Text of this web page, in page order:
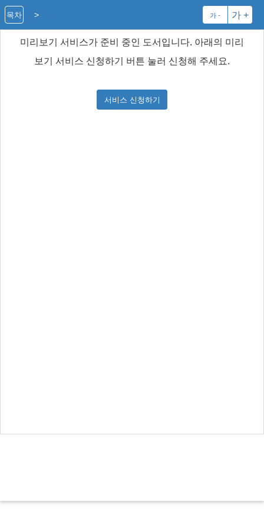
> 가 - 가 +
목차
미리보기 서비스가 준비 중인 도서입니다. 아래의 미리
보기 서비스 신청하기 버튼 눌러 신청해 주세요.
서비스 신청하기